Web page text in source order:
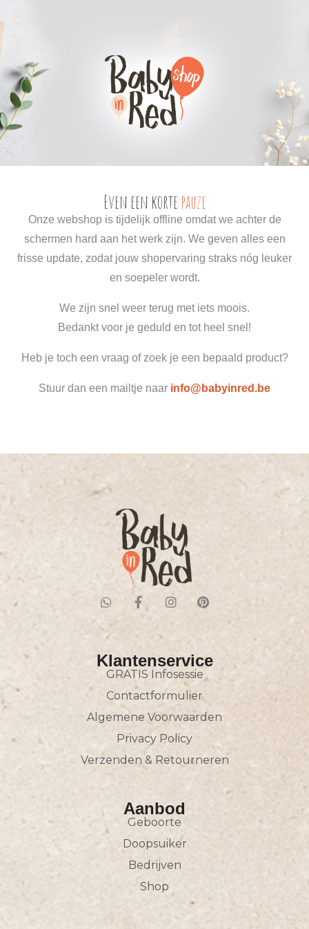
Even een korte pauze
Onze webshop is tijdelijk offline omdat we achter de
schermen hard aan het werk zijn. We geven alles een
frisse update, zodat jouw shopervaring straks nóg leuker
en soepeler wordt.
We zijn snel weer terug met iets moois.
Bedankt voor je geduld en tot heel snel!
Heb je toch een vraag of zoek je een bepaald product?
Stuur dan een mailtje naar info@babyinred.be
Klantenservice
GRATIS Infosessie
Contactformulier
Algemene Voorwaarden
Privacy Policy
Verzenden & Retourneren
Aanbod
Geboorte
Doopsuiker
Bedrijven
Shop